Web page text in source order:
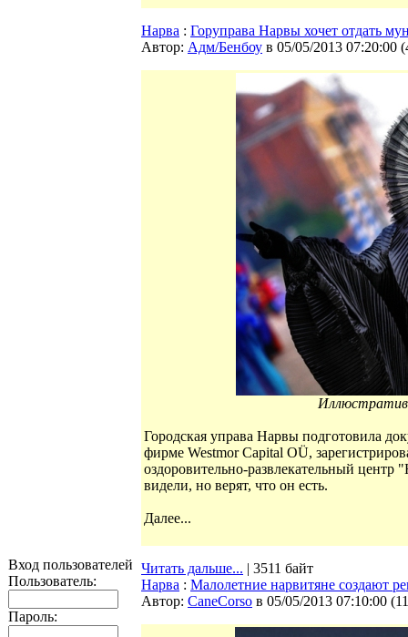
Вход пользователей
Пользователь:
Пароль:
Нарва : Горуправа Нарвы хочет отдать
Автор: Адм/Бенбоу в 05/05/2013 07:20:00 (
Городская управа Нарвы подготовила
фирме Westmor Capital OÜ,
оздоровительно-развлекательный
видели, но верят, что он есть.
Далее...
Читать дальше... | 3511 байт
Нарва : Малолетние нарвитяне создают
Автор: CaneCorso в 05/05/2013 07:10:00 (